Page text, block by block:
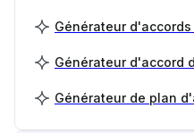
Générateur
Générateur d'accord
Générateur de plan